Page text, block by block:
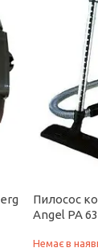
Пилосос
Angel PA
Немає в